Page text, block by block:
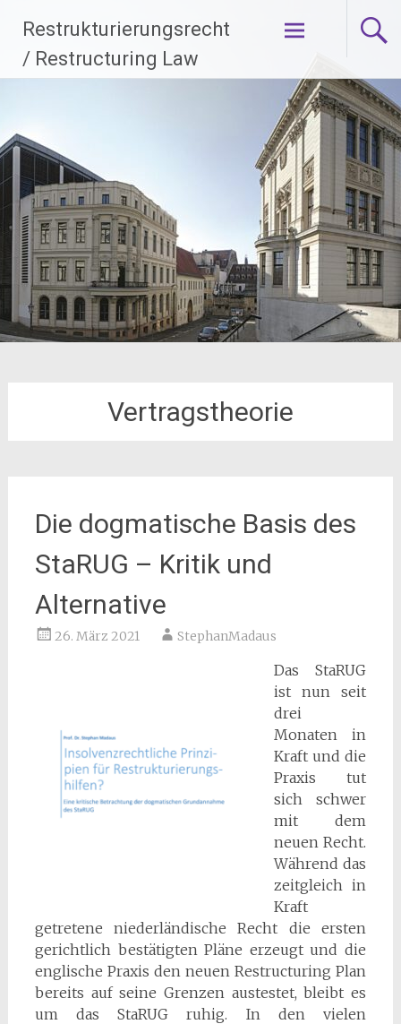
Inhalt
springen
Restrukturierungsrecht
/ Restructuring Law
Vertragstheorie
Die dogmatische Basis des
StaRUG – Kritik und
Alternative
26. März 2021 StephanMadaus
Das StaRUG
ist nun seit
drei
Monaten in
Kraft und die
Praxis tut
sich schwer
mit dem
neuen Recht.
Während das
zeitgleich in
Kraft
getretene niederländische Recht die ersten
gerichtlich bestätigten Pläne erzeugt und die
englische Praxis den neuen Restructuring Plan
bereits auf seine Grenzen austestet, bleibt es
um das StaRUG ruhig. In den vielen